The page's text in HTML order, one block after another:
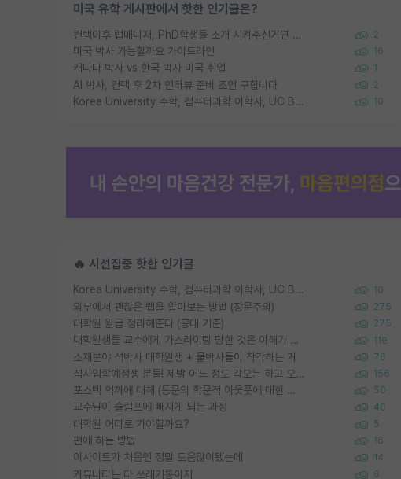
미국 유학 게시판에서 핫한 인기글은?
컨택이후 랩매니저, PhD학생들 소개 시켜주신거면 거의 컨펌에 가깝나요? 2
미국 박사 가능할까요 가이드라인 16
캐나다 박사 vs 한국 박사 미국 취업 1
AI 박사, 컨택 후 2차 인터뷰 준비 조언 구합니다 2
Korea University 수학, 컴퓨터과학 이학사, UC Berkeley 산업공학 대학원 공학박사가 되는 것은 쉽지 않겠죠? 10
🔥 시선집중 핫한 인기글
Korea University 수학, 컴퓨터과학 이학사, UC Berkeley 산업공학 대학원 공학박사가 되는 것은 쉽지 않겠죠? 10
외부에서 괜찮은 랩을 알아보는 방법 (장문주의) 275
대학원 월급 정리해준다 (공대 기준) 275
대학원생들 교수에게 가스라이팅 당한 것은 이해가 갑니다. 안타깝네요. 119
소재분야 석박사 대학원생 + 물박사들이 착각하는 거 76
석사입학예정생 분들! 제발 어느 정도 각오는 하고 오세요. 156
포스텍 억까에 대해 (동문의 학문적 아웃풋에 대한 반박) 50
교수님이 슬럼프에 빠지게 되는 과정 40
대학원 어디로 가야할까요? 5
편애 하는 방법 16
이사이트가 처음엔 정말 도움많이됐는데 14
커뮤니티는 다 쓰레기통이지 6